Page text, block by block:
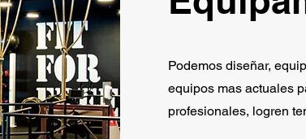
Podemos diseñar,
equipos mas actuales
profesionales, logren